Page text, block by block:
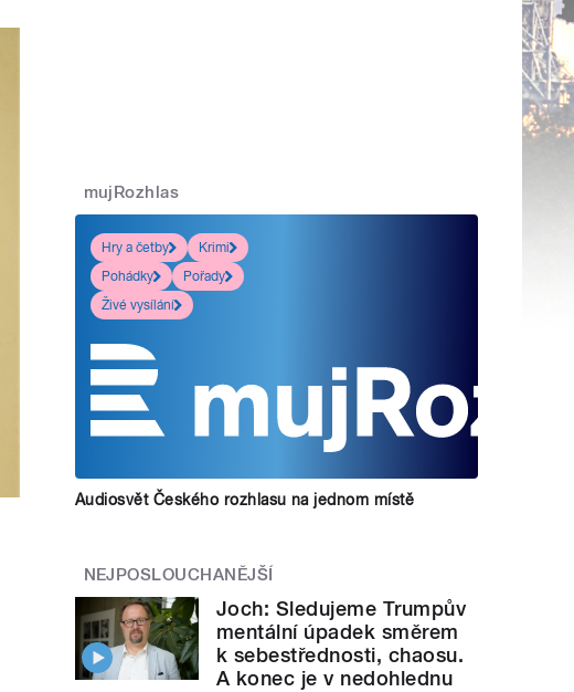
mujRozhlas
Hry a četby
Krimi
Pohádky
Pořady
Živé vysílání
Audiosvět Českého rozhlasu na jednom místě
NEJPOSLOUCHANĚJŠÍ
Joch: Sledujeme Trumpův
mentální úpadek směrem
k sebestřednosti, chaosu.
A konec je v nedohlednu